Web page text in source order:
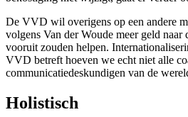
De VVD wil overigens op een andere
volgens Van der Woude meer geld naar
vooruit zouden helpen.
VVD betreft hoeven we echt niet alle
communicatiedeskundigen van de
Holistisch